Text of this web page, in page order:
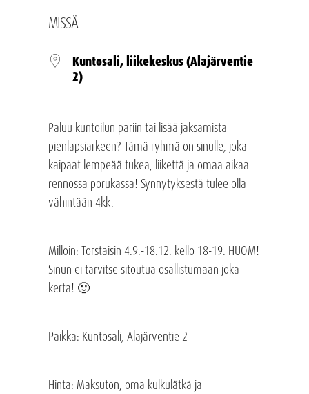
MISSÄ
Kuntosali, liikekeskus (Alajärventie
2)
Paluu kuntoilun pariin tai lisää jaksamista
pienlapsiarkeen? Tämä ryhmä on sinulle, joka
kaipaat lempeää tukea, liikettä ja omaa aikaa
rennossa porukassa! Synnytyksestä tulee olla
vähintään 4kk.
Milloin: Torstaisin 4.9.-18.12. kello 18-19. HUOM!
Sinun ei tarvitse sitoutua osallistumaan joka
kerta! 🙂
Paikka: Kuntosali, Alajärventie 2
Hinta: Maksuton, oma kulkulätkä ja